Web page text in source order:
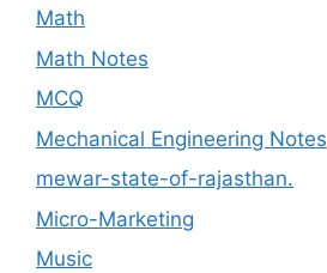
Math
Math Notes
MCQ
Mechanical Engineering Notes
mewar-state-of-rajasthan.
Micro-Marketing
Music